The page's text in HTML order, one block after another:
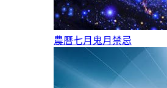
農曆七月鬼月禁忌